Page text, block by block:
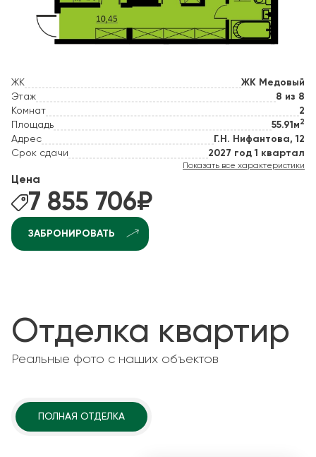
ЖК
ЖК Медовый
Этаж
8 из 8
Комнат
2
Площадь
55.91м 2
Адрес
Г.Н. Нифантова, 12
Срок сдачи
2027 год 1 квартал
Показать все характеристики
Цена
7 855 706₽
ЗАБРОНИРОВАТЬ
Отделка квартир
Реальные фото с наших объектов
ПОЛНАЯ ОТДЕЛКА